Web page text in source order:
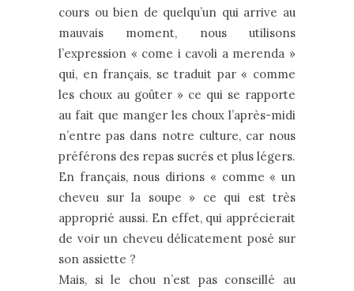
cours ou bien de quelqu’un qui arrive au
mauvais moment, nous utilisons
l’expression « come i cavoli a merenda »
qui, en français, se traduit par « comme
les choux au goûter » ce qui se rapporte
au fait que manger les choux l’après-midi
n’entre pas dans notre culture, car nous
préférons des repas sucrés et plus légers.
En français, nous dirions « comme « un
cheveu sur la soupe » ce qui est très
approprié aussi. En effet, qui apprécierait
de voir un cheveu délicatement posé sur
son assiette ?
Mais, si le chou n’est pas conseillé au